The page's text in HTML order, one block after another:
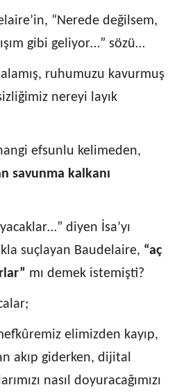
“Nerede değilsem,
gibi geliyor…” sözü…
ruhumuzu kavurmuş
nereyi layık
efsunlu kelimeden,
savunma kalkanı
diyen İsa’yı
suçlayan Baudelaire, “aç
mı demek istemişti?
elimizden kayıp,
akıp giderken, dijital
nasıl doyuracağımızı